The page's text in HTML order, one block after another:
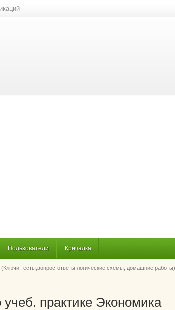
Пользователи Кричалка
ответы,логические схемы, домашние работы)
учеб. практике Экономика